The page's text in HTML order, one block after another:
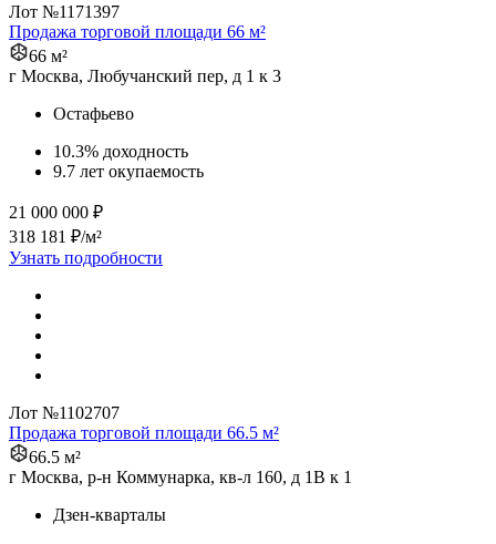
Лот №1171397
Продажа торговой площади 66 м²
66 м²
г Москва, Любучанский пер, д 1 к 3
Остафьево
10.3% доходность
9.7 лет окупаемость
21 000 000 ₽
318 181 ₽/м²
Узнать подробности
Лот №1102707
Продажа торговой площади 66.5 м²
66.5 м²
г Москва, р-н Коммунарка, кв-л 160, д 1В к 1
Дзен-кварталы